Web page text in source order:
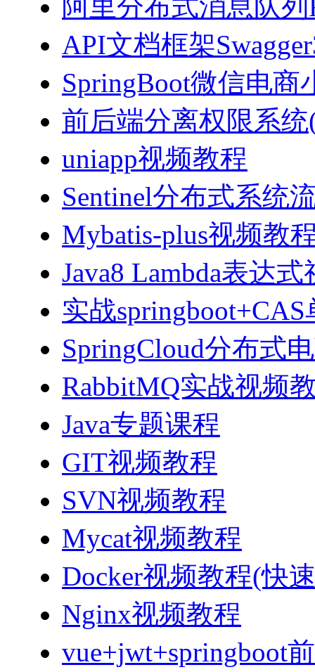
阿里分布式消息队
API文档框架
SpringBoot微信电商
前后端分离权限系统
uniapp视频教程
Sentinel分布式系统
Mybatis-plus视频教
Java8 Lambda表达
实战
SpringCloud分布式
RabbitMQ实战视频
Java专题课程
GIT视频教程
SVN视频教程
Mycat视频教程
Docker视频教程(快
Nginx视频教程
vue+jwt+springboot